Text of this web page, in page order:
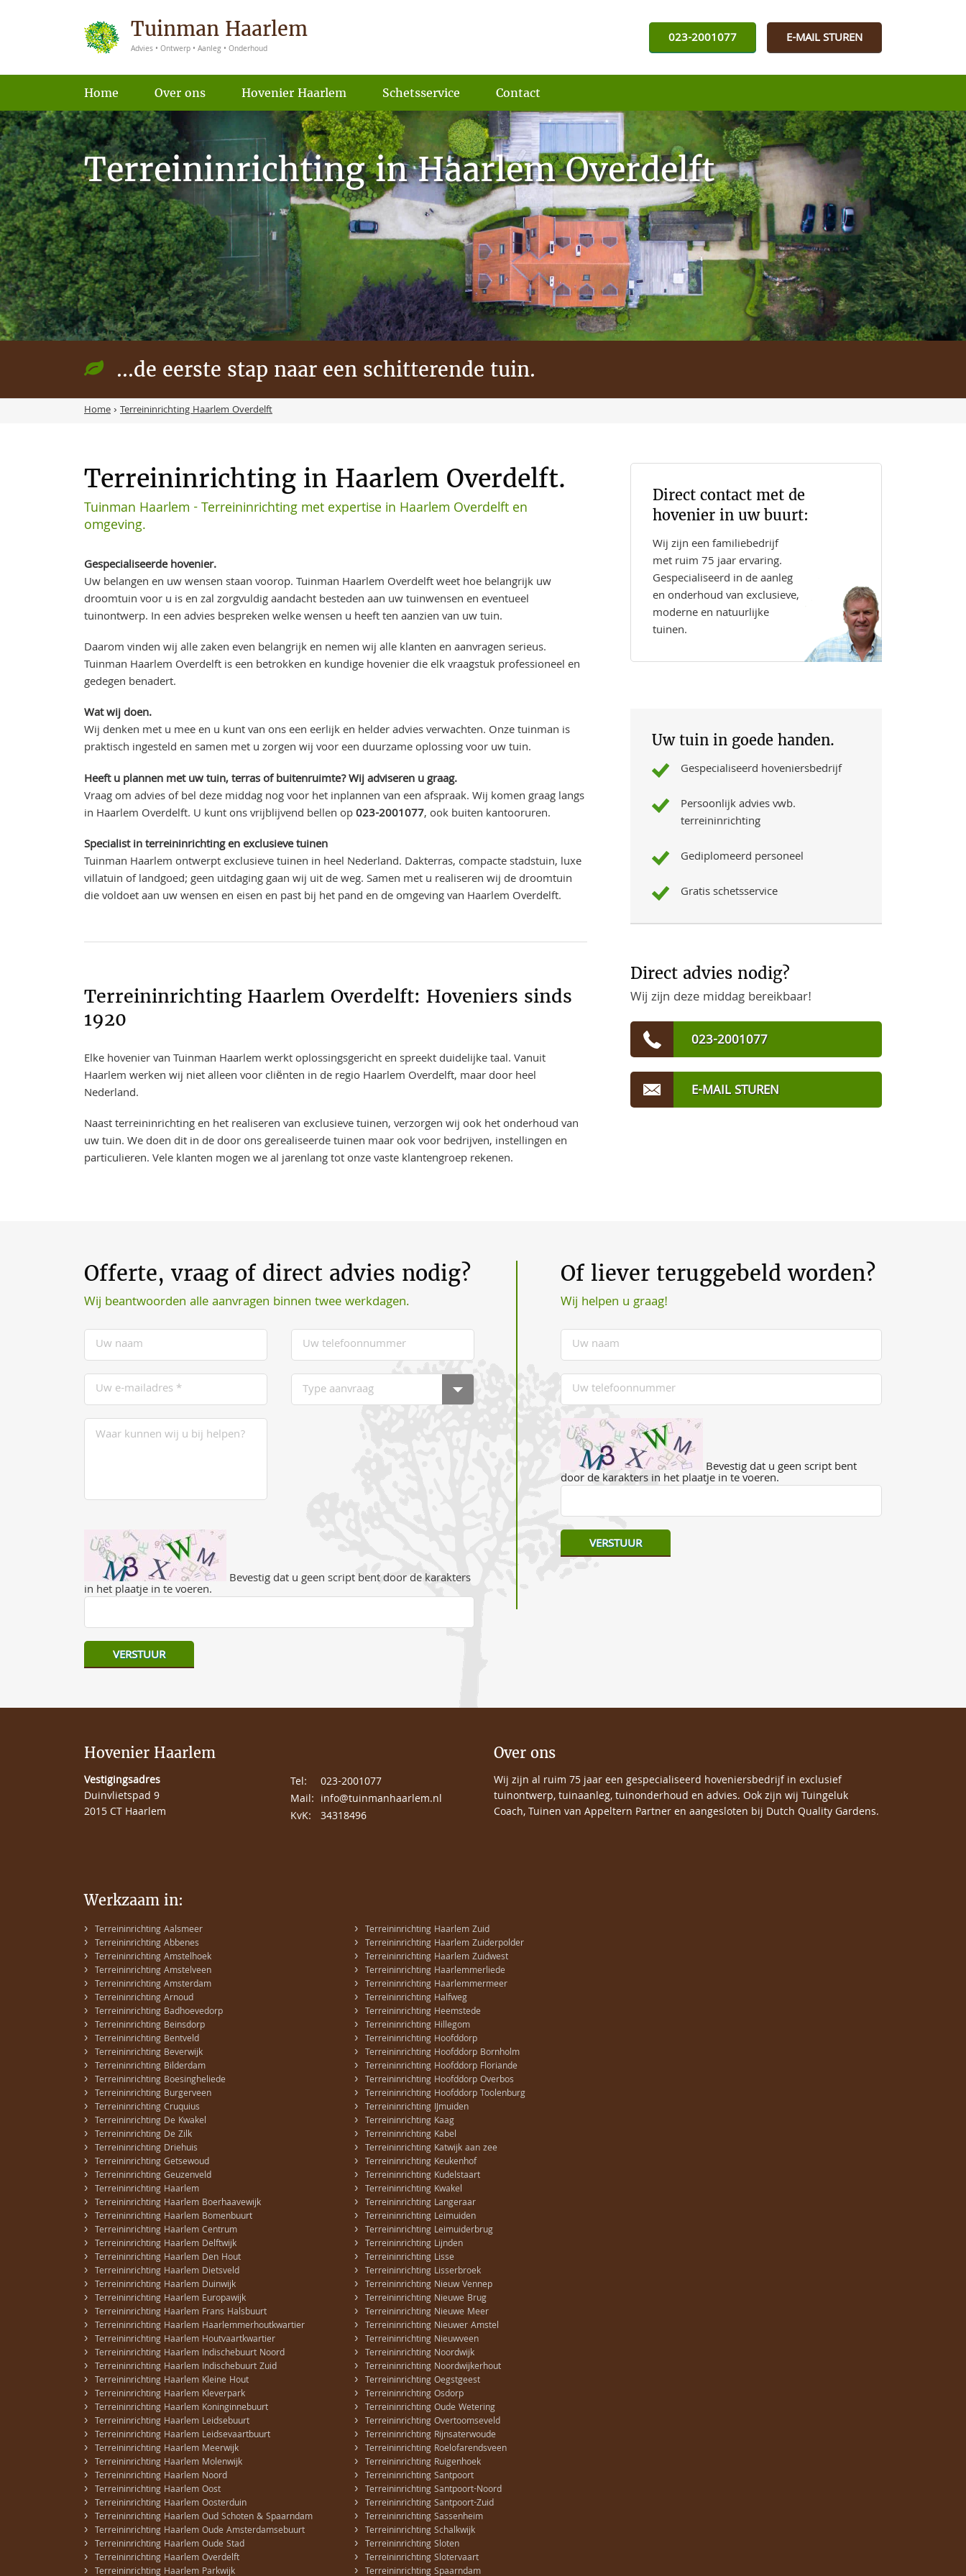
Tuinman Haarlem
Advies • Ontwerp • Aanleg • Onderhoud
023-2001077 E-MAIL STUREN
Home Over ons Hovenier Haarlem Schetsservice Contact
Terreininrichting in Haarlem Overdelft
...de eerste stap naar een schitterende tuin.
Home› Terreininrichting Haarlem Overdelft
Terreininrichting in Haarlem Overdelft.
Tuinman Haarlem - Terreininrichting met expertise in Haarlem Overdelft en
omgeving.
Gespecialiseerde hovenier.
Uw belangen en uw wensen staan voorop. Tuinman Haarlem Overdelft weet hoe belangrijk uw
droomtuin voor u is en zal zorgvuldig aandacht besteden aan uw tuinwensen en eventueel
tuinontwerp. In een advies bespreken welke wensen u heeft ten aanzien van uw tuin.
Daarom vinden wij alle zaken even belangrijk en nemen wij alle klanten en aanvragen serieus.
Tuinman Haarlem Overdelft is een betrokken en kundige hovenier die elk vraagstuk professioneel en
gedegen benadert.
Wat wij doen.
Wij denken met u mee en u kunt van ons een eerlijk en helder advies verwachten. Onze tuinman is
praktisch ingesteld en samen met u zorgen wij voor een duurzame oplossing voor uw tuin.
Heeft u plannen met uw tuin, terras of buitenruimte? Wij adviseren u graag.
Vraag om advies of bel deze middag nog voor het inplannen van een afspraak. Wij komen graag langs
in Haarlem Overdelft. U kunt ons vrijblijvend bellen op023-2001077, ook buiten kantooruren.
Specialist in terreininrichting en exclusieve tuinen
Tuinman Haarlem ontwerpt exclusieve tuinen in heel Nederland. Dakterras, compacte stadstuin, luxe
villatuin of landgoed; geen uitdaging gaan wij uit de weg. Samen met u realiseren wij de droomtuin
die voldoet aan uw wensen en eisen en past bij het pand en de omgeving van Haarlem Overdelft.
Terreininrichting Haarlem Overdelft: Hoveniers sinds
1920
Elke hovenier van Tuinman Haarlem werkt oplossingsgericht en spreekt duidelijke taal. Vanuit
Haarlem werken wij niet alleen voor cliënten in de regio Haarlem Overdelft, maar door heel
Nederland.
Naast terreininrichting en het realiseren van exclusieve tuinen, verzorgen wij ook het onderhoud van
uw tuin. We doen dit in de door ons gerealiseerde tuinen maar ook voor bedrijven, instellingen en
particulieren. Vele klanten mogen we al jarenlang tot onze vaste klantengroep rekenen.
Direct contact met de
hovenier in uw buurt:
Wij zijn een familiebedrijf
met ruim 75 jaar ervaring.
Gespecialiseerd in de aanleg
en onderhoud van exclusieve,
moderne en natuurlijke
tuinen.
Uw tuin in goede handen.
Gespecialiseerd hoveniersbedrijf
Persoonlijk advies vwb.
terreininrichting
Gediplomeerd personeel
Gratis schetsservice
Direct advies nodig?
Wij zijn deze middag bereikbaar!
023-2001077
E-MAIL STUREN
Offerte, vraag of direct advies nodig?
Wij beantwoorden alle aanvragen binnen twee werkdagen.
Bevestig dat u geen script bent door de karakters
in het plaatje in te voeren.
Of liever teruggebeld worden?
Wij helpen u graag!
Bevestig dat u geen script bent
door de karakters in het plaatje in te voeren.
Hovenier Haarlem
Vestigingsadres
Duinvlietspad 9
2015 CT Haarlem
Tel:
023-2001077
Mail: info@tuinmanhaarlem.nl
KvK: 34318496
Over ons
Wij zijn al ruim 75 jaar een gespecialiseerd hoveniersbedrijf in exclusief
tuinontwerp, tuinaanleg, tuinonderhoud en advies. Ook zijn wij Tuingeluk
Coach, Tuinen van Appeltern Partner en aangesloten bij Dutch Quality Gardens.
Werkzaam in:
› Terreininrichting Aalsmeer
› Terreininrichting Abbenes
› Terreininrichting Amstelhoek
› Terreininrichting Amstelveen
› Terreininrichting Amsterdam
› Terreininrichting Arnoud
› Terreininrichting Badhoevedorp
› Terreininrichting Beinsdorp
› Terreininrichting Bentveld
› Terreininrichting Beverwijk
› Terreininrichting Bilderdam
› Terreininrichting Boesingheliede
› Terreininrichting Burgerveen
› Terreininrichting Cruquius
› Terreininrichting De Kwakel
› Terreininrichting De Zilk
› Terreininrichting Driehuis
› Terreininrichting Getsewoud
› Terreininrichting Geuzenveld
› Terreininrichting Haarlem
› Terreininrichting Haarlem Boerhaavewijk
› Terreininrichting Haarlem Bomenbuurt
› Terreininrichting Haarlem Centrum
› Terreininrichting Haarlem Delftwijk
› Terreininrichting Haarlem Den Hout
› Terreininrichting Haarlem Dietsveld
› Terreininrichting Haarlem Duinwijk
› Terreininrichting Haarlem Europawijk
› Terreininrichting Haarlem Frans Halsbuurt
› Terreininrichting Haarlem Haarlemmerhoutkwartier
› Terreininrichting Haarlem Houtvaartkwartier
› Terreininrichting Haarlem Indischebuurt Noord
› Terreininrichting Haarlem Indischebuurt Zuid
› Terreininrichting Haarlem Kleine Hout
› Terreininrichting Haarlem Kleverpark
› Terreininrichting Haarlem Koninginnebuurt
› Terreininrichting Haarlem Leidsebuurt
› Terreininrichting Haarlem Leidsevaartbuurt
› Terreininrichting Haarlem Meerwijk
› Terreininrichting Haarlem Molenwijk
› Terreininrichting Haarlem Noord
› Terreininrichting Haarlem Oost
› Terreininrichting Haarlem Oosterduin
› Terreininrichting Haarlem Oud Schoten & Spaarndam
› Terreininrichting Haarlem Oude Amsterdamsebuurt
› Terreininrichting Haarlem Oude Stad
› Terreininrichting Haarlem Overdelft
› Terreininrichting Haarlem Parkwijk
› Terreininrichting Haarlem Zuid
› Terreininrichting Haarlem Zuiderpolder
› Terreininrichting Haarlem Zuidwest
› Terreininrichting Haarlemmerliede
› Terreininrichting Haarlemmermeer
› Terreininrichting Halfweg
› Terreininrichting Heemstede
› Terreininrichting Hillegom
› Terreininrichting Hoofddorp
› Terreininrichting Hoofddorp Bornholm
› Terreininrichting Hoofddorp Floriande
› Terreininrichting Hoofddorp Overbos
› Terreininrichting Hoofddorp Toolenburg
› Terreininrichting IJmuiden
› Terreininrichting Kaag
› Terreininrichting Kabel
› Terreininrichting Katwijk aan zee
› Terreininrichting Keukenhof
› Terreininrichting Kudelstaart
› Terreininrichting Kwakel
› Terreininrichting Langeraar
› Terreininrichting Leimuiden
› Terreininrichting Leimuiderbrug
› Terreininrichting Lijnden
› Terreininrichting Lisse
› Terreininrichting Lisserbroek
› Terreininrichting Nieuw Vennep
› Terreininrichting Nieuwe Brug
› Terreininrichting Nieuwe Meer
› Terreininrichting Nieuwer Amstel
› Terreininrichting Nieuwveen
› Terreininrichting Noordwijk
› Terreininrichting Noordwijkerhout
› Terreininrichting Oegstgeest
› Terreininrichting Osdorp
› Terreininrichting Oude Wetering
› Terreininrichting Overtoomseveld
› Terreininrichting Rijnsaterwoude
› Terreininrichting Roelofarendsveen
› Terreininrichting Ruigenhoek
› Terreininrichting Santpoort
› Terreininrichting Santpoort-Noord
› Terreininrichting Santpoort-Zuid
› Terreininrichting Sassenheim
› Terreininrichting Schalkwijk
› Terreininrichting Sloten
› Terreininrichting Slotervaart
› Terreininrichting Spaarndam